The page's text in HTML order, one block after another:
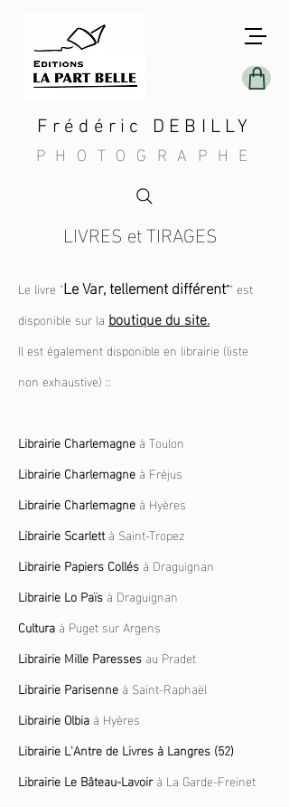
Frédéric DEBILLY
PHOTOGRAPHE
LIVRES et TIRAGES
Le livre "Le Var, tellement différent"" est
disponible sur la boutique du site.
Il est également disponible en librairie (liste
non exhaustive) ::
Librairie Charlemagne à Toulon
Librairie Charlemagne à Fréjus
Librairie Charlemagne à Hyères
Librairie Scarlettà Saint-Tropez
Librairie Papiers Collés à Draguignan
Librairie Lo Païs à Draguignan
Cultura à Puget sur Argens
Librairie Mille Paresses au Pradet
Librairie Parisenne à Saint-Raphaël
Librairie Olbia à Hyères
Librairie L'Antre de Livres à Langres (52)
Librairie Le Bâteau-Lavoirà La Garde-Freinet